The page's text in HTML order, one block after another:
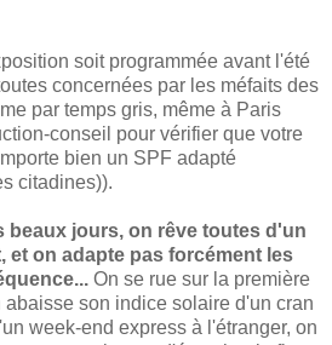
soit programmée avant l'été
concernées par les méfaits des
par temps gris, même à Paris
conseil pour vérifier que votre
bien un SPF adapté
citadines)).
beaux jours, on rêve toutes d'un
et on adapte pas forcément les
On se rue sur la première
son indice solaire d'un cran
week-end express à l'étranger, on